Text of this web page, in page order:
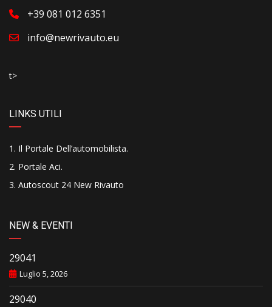
+39 081 012 6351
info@newrivauto.eu
t>
LINKS UTILI
Il Portale Dell’automobilista.
Portale Aci.
Autoscout 24 New Rivauto
NEW & EVENTI
29041
Luglio 5, 2026
29040